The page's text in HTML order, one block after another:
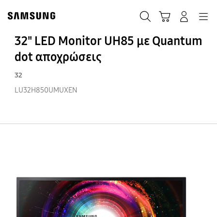
content
accessibility
32" LED Monitor UH85 με Quantum
dot αποχρώσεις
32
LU32H850UMUXEN